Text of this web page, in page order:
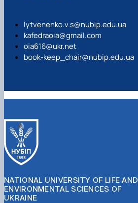
lytvenenko.v.s@nubip.edu.ua
kafedraoia@gmail.com
oia616@ukr.net
book-keep_chair@nubip.edu.ua
NATIONAL UNIVERSITY OF LIFE AND
ENVIRONMENTAL SCIENCES OF
UKRAINE